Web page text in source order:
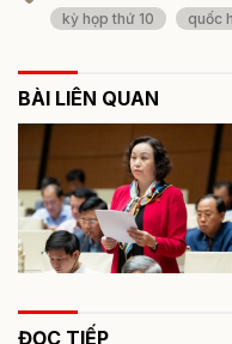
kỳ họp thứ 10
quốc
BÀI LIÊN QUAN
ĐỌC TIẾP